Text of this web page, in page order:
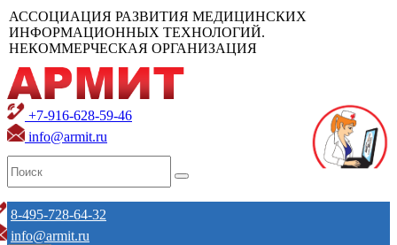
АССОЦИАЦИЯ РАЗВИТИЯ МЕДИЦИНСКИХ
ИНФОРМАЦИОННЫХ ТЕХНОЛОГИЙ.
НЕКОММЕРЧЕСКАЯ ОРГАНИЗАЦИЯ
+7-916-628-59-46
info@armit.ru
8-495-728-64-32
info@armit.ru